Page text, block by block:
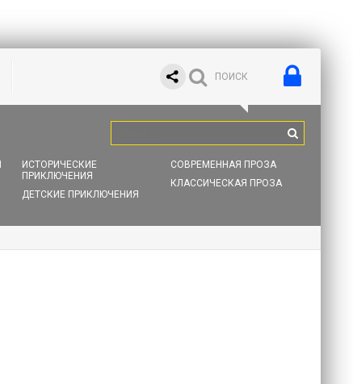
ИСТОРИЧЕСКИЕ
ПРИКЛЮЧЕНИЯ
ДЕТСКИЕ ПРИКЛЮЧЕНИЯ
СОВРЕМЕННАЯ ПРОЗА
КЛАССИЧЕСКАЯ ПРОЗА